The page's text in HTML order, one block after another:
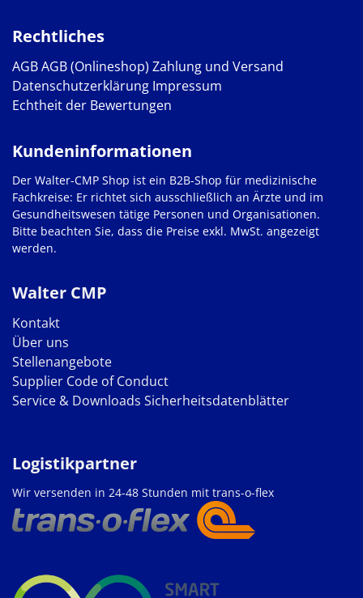
Rechtliches
AGBAGB (Onlineshop) Zahlung und Versand
Datenschutzerklärung Impressum
Echtheit der Bewertungen
Walter CMP
Kontakt
Über uns
Stellenangebote
Supplier Code of Conduct
Service & Downloads Sicherheitsdatenblätter
Kundeninformationen
Der Walter-CMP Shop ist ein B2B-Shop für medizinische
Fachkreise: Er richtet sich ausschließlich an Ärzte und im
Gesundheitswesen tätige Personen und Organisationen.
Bitte beachten Sie, dass die Preise exkl. MwSt. angezeigt
werden.
Logistikpartner
Wir versenden in 24-48 Stunden mit trans-o-flex